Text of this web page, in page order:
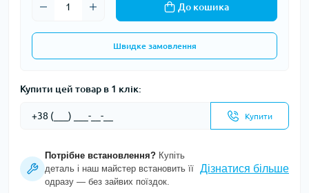
До кошика
Швидке замовлення
Купити цей товар в 1 клік:
Купити
Потрібне встановлення? Купіть
деталь і наш майстер встановить її
одразу — без зайвих поїздок.
Дізнатися більше